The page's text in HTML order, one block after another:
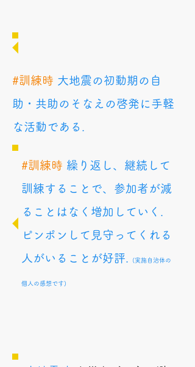
#訓練時 大地震の初動期の自
助・共助のそなえの啓発に手軽
な活動である.
#訓練時 繰り返し、継続して
訓練することで、参加者が減
ることはなく増加していく.
ピンポンして見守ってくれる
人がいることが好評.
(実施自治体の
個人の感想です)